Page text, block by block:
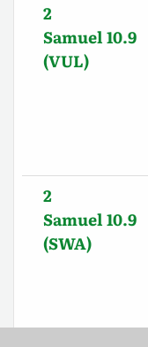
2
Samuel 10.9
(VUL)
2
Samuel 10.9
(SWA)